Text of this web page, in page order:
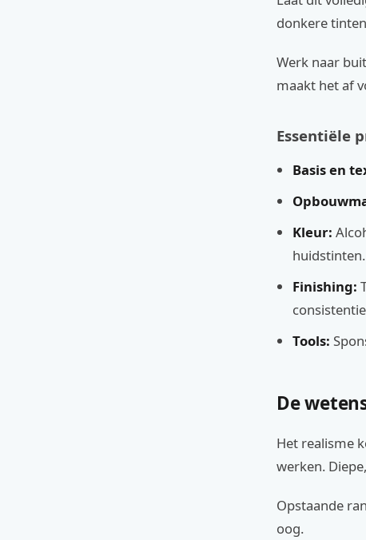
donkere
Werk naar
maakt het af
Essentiële
Basis en
Kleur:
huidstinten.
Finishing:
Tools:
De
Het realisme
werken.
Opstaande
oog.